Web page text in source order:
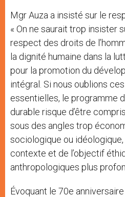
Mgr Auza a insisté sur le
« On ne saurait trop insister
respect des droits de
la dignité humaine dans la
pour la promotion du
intégral. Si nous oublions
essentielles, le programme
durable risque d’être
sous des angles trop
sociologique ou idéologique,
contexte et de l’objectif
anthropologiques plus
Évoquant le 70e